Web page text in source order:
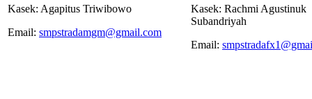
Kasek: Agapitus Triwibowo
Email: smpstradamgm@gmail.com
Kasek: Rachmi Agustinuk
Subandriyah
Email: